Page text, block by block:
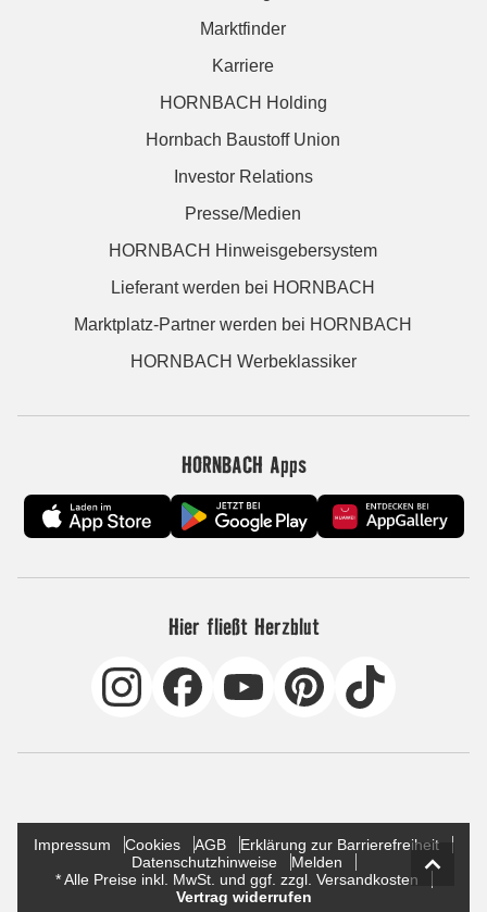
Marktfinder
Karriere
HORNBACH Holding
Hornbach Baustoff Union
Investor Relations
Presse/Medien
HORNBACH Hinweisgebersystem
Lieferant werden bei HORNBACH
Marktplatz-Partner werden bei HORNBACH
HORNBACH Werbeklassiker
HORNBACH Apps
Hier fließt Herzblut
Impressum Cookies AGB
Erklärung zur Barrierefreiheit
Datenschutzhinweise
Melden
* Alle Preise inkl. MwSt. und ggf. zzgl. Versandkosten
Vertrag widerrufen